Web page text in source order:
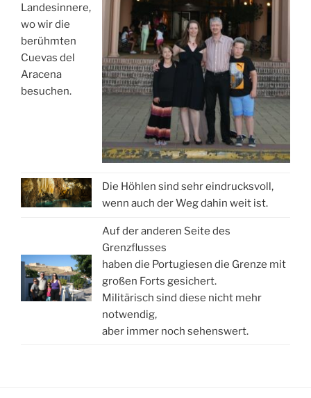
Landesinnere,
wo wir die
berühmten
Cuevas del
Aracena
besuchen.
Die Höhlen sind sehr eindrucksvoll,
wenn auch der Weg dahin weit ist.
Auf der anderen Seite des
Grenzflusses
haben die Portugiesen die Grenze mit
großen Forts gesichert.
Militärisch sind diese nicht mehr
notwendig,
aber immer noch sehenswert.